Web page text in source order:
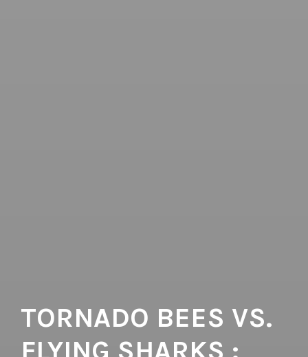
TORNADO BEES VS.
FLYING SHARKS :